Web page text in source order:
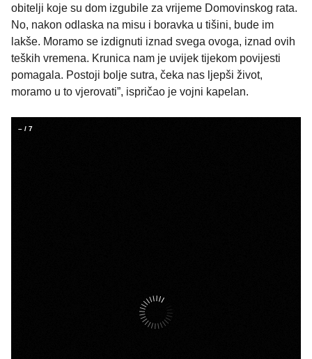
obitelji koje su dom izgubile za vrijeme Domovinskog rata.
No, nakon odlaska na misu i boravka u tišini, bude im
lakše. Moramo se izdignuti iznad svega ovoga, iznad ovih
teških vremena. Krunica nam je uvijek tijekom povijesti
pomagala. Postoji bolje sutra, čeka nas ljepši život,
moramo u to vjerovati”, ispričao je vojni kapelan.
– / 7